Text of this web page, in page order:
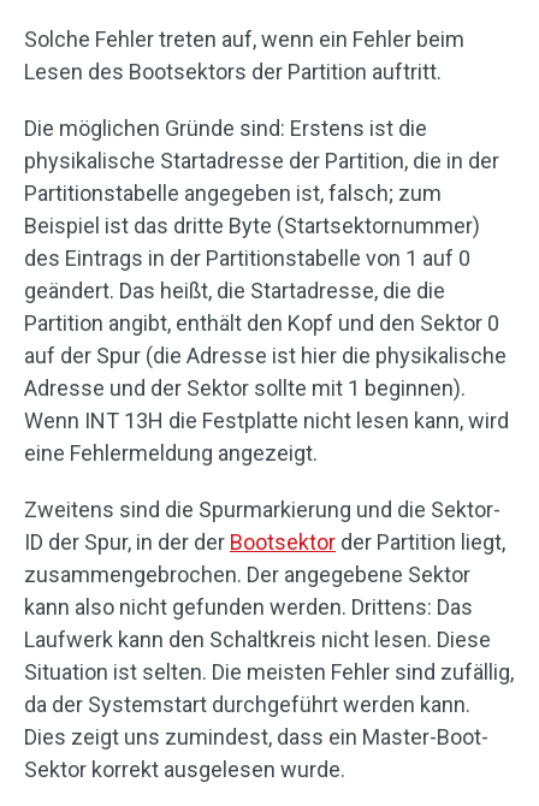
Solche Fehler treten auf, wenn ein Fehler beim
Lesen des Bootsektors der Partition auftritt.
Die möglichen Gründe sind: Erstens ist die
physikalische Startadresse der Partition, die in der
Partitionstabelle angegeben ist, falsch; zum
Beispiel ist das dritte Byte (Startsektornummer)
des Eintrags in der Partitionstabelle von 1 auf 0
geändert. Das heißt, die Startadresse, die die
Partition angibt, enthält den Kopf und den Sektor 0
auf der Spur (die Adresse ist hier die physikalische
Adresse und der Sektor sollte mit 1 beginnen).
Wenn INT 13H die Festplatte nicht lesen kann, wird
eine Fehlermeldung angezeigt.
Zweitens sind die Spurmarkierung und die Sektor-
ID der Spur, in der der Bootsektor der Partition liegt,
zusammengebrochen. Der angegebene Sektor
kann also nicht gefunden werden. Drittens: Das
Laufwerk kann den Schaltkreis nicht lesen. Diese
Situation ist selten. Die meisten Fehler sind zufällig,
da der Systemstart durchgeführt werden kann.
Dies zeigt uns zumindest, dass ein Master-Boot-
Sektor korrekt ausgelesen wurde.